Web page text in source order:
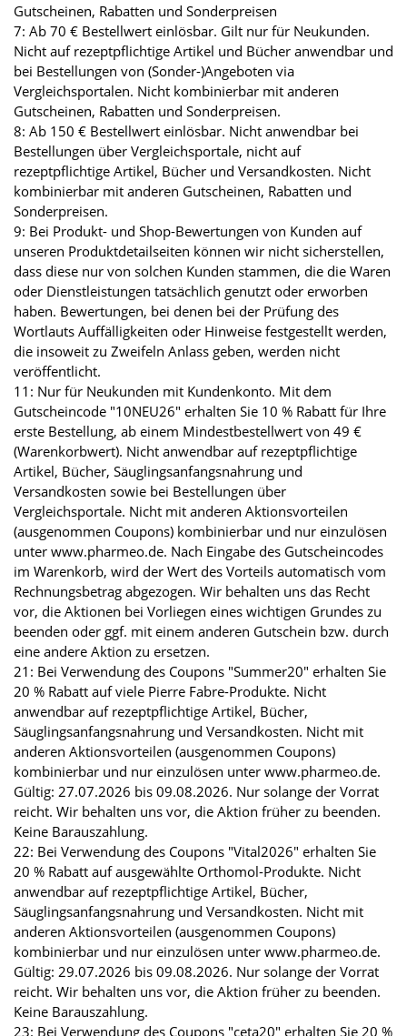
Gutscheinen, Rabatten und Sonderpreisen
7: Ab 70 € Bestellwert einlösbar. Gilt nur für Neukunden.
Nicht auf rezeptpflichtige Artikel und Bücher anwendbar und
bei Bestellungen von (Sonder-)Angeboten via
Vergleichsportalen. Nicht kombinierbar mit anderen
Gutscheinen, Rabatten und Sonderpreisen.
8: Ab 150 € Bestellwert einlösbar. Nicht anwendbar bei
Bestellungen über Vergleichsportale, nicht auf
rezeptpflichtige Artikel, Bücher und Versandkosten. Nicht
kombinierbar mit anderen Gutscheinen, Rabatten und
Sonderpreisen.
9: Bei Produkt- und Shop-Bewertungen von Kunden auf
unseren Produktdetailseiten können wir nicht sicherstellen,
dass diese nur von solchen Kunden stammen, die die Waren
oder Dienstleistungen tatsächlich genutzt oder erworben
haben. Bewertungen, bei denen bei der Prüfung des
Wortlauts Auffälligkeiten oder Hinweise festgestellt werden,
die insoweit zu Zweifeln Anlass geben, werden nicht
veröffentlicht.
11: Nur für Neukunden mit Kundenkonto. Mit dem
Gutscheincode "10NEU26" erhalten Sie 10 % Rabatt für Ihre
erste Bestellung, ab einem Mindestbestellwert von 49 €
(Warenkorbwert). Nicht anwendbar auf rezeptpflichtige
Artikel, Bücher, Säuglingsanfangsnahrung und
Versandkosten sowie bei Bestellungen über
Vergleichsportale. Nicht mit anderen Aktionsvorteilen
(ausgenommen Coupons) kombinierbar und nur einzulösen
unter www.pharmeo.de. Nach Eingabe des Gutscheincodes
im Warenkorb, wird der Wert des Vorteils automatisch vom
Rechnungsbetrag abgezogen. Wir behalten uns das Recht
vor, die Aktionen bei Vorliegen eines wichtigen Grundes zu
beenden oder ggf. mit einem anderen Gutschein bzw. durch
eine andere Aktion zu ersetzen.
21: Bei Verwendung des Coupons "Summer20" erhalten Sie
20 % Rabatt auf viele Pierre Fabre-Produkte. Nicht
anwendbar auf rezeptpflichtige Artikel, Bücher,
Säuglingsanfangsnahrung und Versandkosten. Nicht mit
anderen Aktionsvorteilen (ausgenommen Coupons)
kombinierbar und nur einzulösen unter www.pharmeo.de.
Gültig: 27.07.2026 bis 09.08.2026. Nur solange der Vorrat
reicht. Wir behalten uns vor, die Aktion früher zu beenden.
Keine Barauszahlung.
22: Bei Verwendung des Coupons "Vital2026" erhalten Sie
20 % Rabatt auf ausgewählte Orthomol-Produkte. Nicht
anwendbar auf rezeptpflichtige Artikel, Bücher,
Säuglingsanfangsnahrung und Versandkosten. Nicht mit
anderen Aktionsvorteilen (ausgenommen Coupons)
kombinierbar und nur einzulösen unter www.pharmeo.de.
Gültig: 29.07.2026 bis 09.08.2026. Nur solange der Vorrat
reicht. Wir behalten uns vor, die Aktion früher zu beenden.
Keine Barauszahlung.
23: Bei Verwendung des Coupons "ceta20" erhalten Sie 20 %